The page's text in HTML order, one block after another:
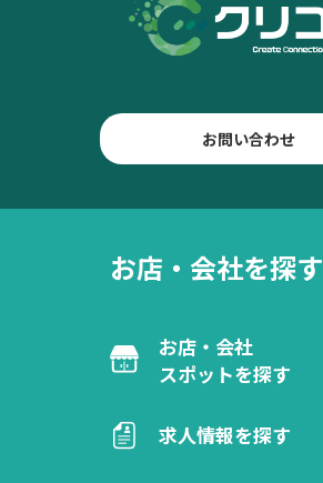
お問い合わせ
お店・会社を探す
お店・会社
スポットを探す
求人情報を探す